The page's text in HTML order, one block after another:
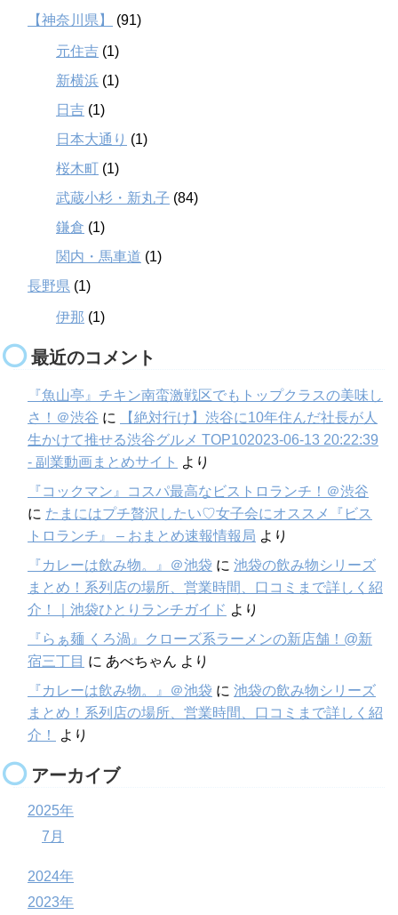
【神奈川県】
(91)
元住吉 (1)
新横浜 (1)
日吉 (1)
日本大通り (1)
桜木町 (1)
武蔵小杉・新丸子 (84)
鎌倉 (1)
関内・馬車道 (1)
長野県 (1)
伊那 (1)
最近のコメント
『魚山亭』チキン南蛮激戦区でもトップクラスの美味し
さ！＠渋谷 に
【絶対行け】渋谷に10年住んだ社長が人
生かけて推せる渋谷グルメ TOP102023-06-13 20:22:39
- 副業動画まとめサイト より
『コックマン』コスパ最高なビストロランチ！＠渋谷
に たまにはプチ贅沢したい♡女子会にオススメ『ビス
トロランチ』 – おまとめ速報情報局 より
『カレーは飲み物。』＠池袋 に 池袋の飲み物シリーズ
まとめ！系列店の場所、営業時間、口コミまで詳しく紹
介！｜池袋ひとりランチガイド より
『らぁ麺 くろ渦』クローズ系ラーメンの新店舗！@新
宿三丁目 に あべちゃん より
『カレーは飲み物。』＠池袋 に 池袋の飲み物シリーズ
まとめ！系列店の場所、営業時間、口コミまで詳しく紹
介！
より
アーカイブ
2025年
7月
2024年
2023年